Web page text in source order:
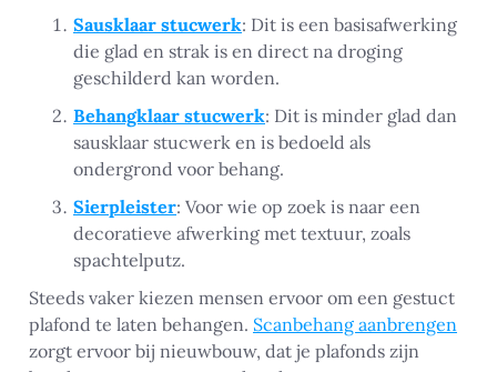
Sausklaar stucwerk: Dit is een basisafwerking
die glad en strak is en direct na droging
geschilderd kan worden.
Behangklaar stucwerk: Dit is minder glad dan
sausklaar stucwerk en is bedoeld als
ondergrond voor behang.
Sierpleister: Voor wie op zoek is naar een
decoratieve afwerking met textuur, zoals
spachtelputz.
Steeds vaker kiezen mensen ervoor om een gestuct
plafond te laten behangen. Scanbehang aanbrengen
zorgt ervoor bij nieuwbouw, dat je plafonds zijn